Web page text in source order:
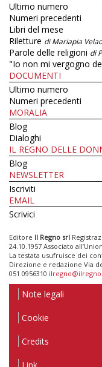
Ultimo numero
Numeri precedenti
Libri del mese
Riletture di Mariapia
Parole delle religioni di
"Io non mi vergogno
DOCUMENTI
Ultimo numero
Numeri precedenti
MORALIA
Blog
Dialoghi
IL REGNO DELLE
Blog
NEWSLETTER
Iscriviti
EMAIL
Scrivici
Editore Il Regno srl
24.10.1957 Associato
La testata usufruisce dei
Direzione e redazione Via
051 0956310
Note legali
Cookie
Credits